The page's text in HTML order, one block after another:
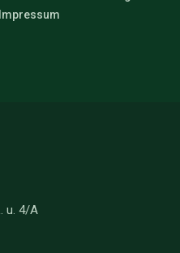
Impressum
u. 4/A